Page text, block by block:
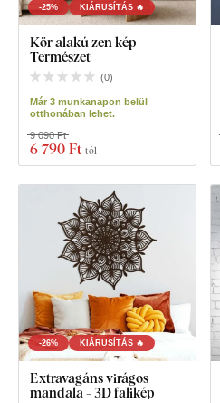
-25% KIÁRUSÍTÁS 🔥
Kör alakú zen kép -
Természet
(0)
Már 3 munkanapon belül
otthonában lehet.
6 790 Ft-tól
9 090 Ft
-26% KIÁRUSÍTÁS 🔥
Extravagáns virágos
mandala - 3D falikép